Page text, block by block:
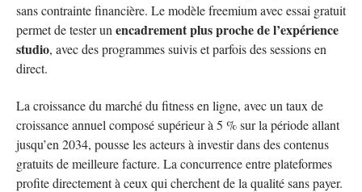
sans contrainte financière. Le modèle freemium avec essai gratuit
permet de tester un encadrement plus proche de l’expérience
studio, avec des programmes suivis et parfois des sessions en
direct.
La croissance du marché du fitness en ligne, avec un taux de
croissance annuel composé supérieur à 5 % sur la période allant
jusqu’en 2034, pousse les acteurs à investir dans des contenus
gratuits de meilleure facture. La concurrence entre plateformes
profite directement à ceux qui cherchent de la qualité sans payer.